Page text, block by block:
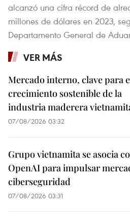
alcanzó una cifra récord de
millones de dólares en 2023,
Departamento General de
VER MÁS
Mercado interno, clave para
crecimiento sostenible de la
industria maderera
07/08/2026 03:32
Grupo vietnamita se asocia
OpenAI para impulsar
ciberseguridad
07/08/2026 03:31